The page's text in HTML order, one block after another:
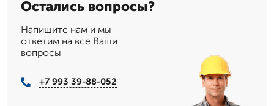
Остались вопросы?
Напишите нам и мы
ответим на все Ваши
вопросы
+7 993 39-88-052